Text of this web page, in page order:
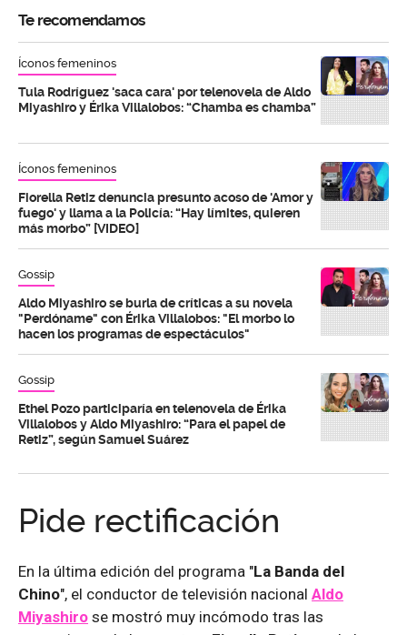
Te recomendamos
Íconos femeninos
Tula Rodríguez 'saca cara' por telenovela de Aldo
Miyashiro y Érika Villalobos: “Chamba es chamba”
Íconos femeninos
Fiorella Retiz denuncia presunto acoso de 'Amor y
fuego' y llama a la Policía: “Hay límites, quieren
más morbo” [VIDEO]
Gossip
Aldo Miyashiro se burla de críticas a su novela
"Perdóname" con Érika Villalobos: "El morbo lo
hacen los programas de espectáculos"
Gossip
Ethel Pozo participaría en telenovela de Érika
Villalobos y Aldo Miyashiro: “Para el papel de
Retiz”, según Samuel Suárez
Pide rectificación
En la última edición del programa "La Banda del
Chino", el conductor de televisión nacional Aldo
Miyashiro se mostró muy incómodo tras las